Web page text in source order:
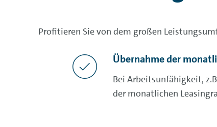
Profitieren Sie von dem großen
Übernahme der
Bei Arbeitsunfähigkeit,
der monatlichen